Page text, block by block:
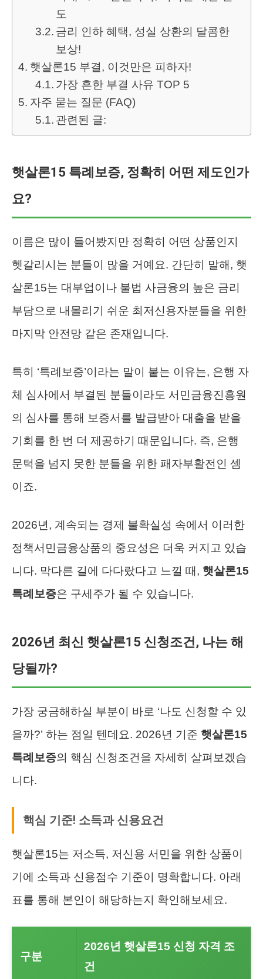
도
금리 인하 혜택, 성실 상환의 달콤한
보상!
햇살론15 부결, 이것만은 피하자!
가장 흔한 부결 사유 TOP 5
자주 묻는 질문 (FAQ)
관련된 글:
햇살론15 특례보증, 정확히 어떤 제도인가
요?
이름은 많이 들어봤지만 정확히 어떤 상품인지
헷갈리시는 분들이 많을 거예요. 간단히 말해, 햇
살론15는 대부업이나 불법 사금융의 높은 금리
부담으로 내몰리기 쉬운 최저신용자분들을 위한
마지막 안전망 같은 존재입니다.
특히 ‘특례보증’이라는 말이 붙는 이유는, 은행 자
체 심사에서 부결된 분들이라도 서민금융진흥원
의 심사를 통해 보증서를 발급받아 대출을 받을
기회를 한 번 더 제공하기 때문입니다. 즉, 은행
문턱을 넘지 못한 분들을 위한 패자부활전인 셈
이죠.
2026년, 계속되는 경제 불확실성 속에서 이러한
정책서민금융상품의 중요성은 더욱 커지고 있습
니다. 막다른 길에 다다랐다고 느낄 때, 햇살론15
특례보증은 구세주가 될 수 있습니다.
2026년 최신 햇살론15 신청조건, 나는 해
당될까?
가장 궁금해하실 부분이 바로 ‘나도 신청할 수 있
을까?’ 하는 점일 텐데요. 2026년 기준 햇살론15
특례보증의 핵심 신청조건을 자세히 살펴보겠습
니다.
핵심 기준! 소득과 신용요건
햇살론15는 저소득, 저신용 서민을 위한 상품이
기에 소득과 신용점수 기준이 명확합니다. 아래
표를 통해 본인이 해당하는지 확인해보세요.
구분
2026년 햇살론15 신청 자격 조
건